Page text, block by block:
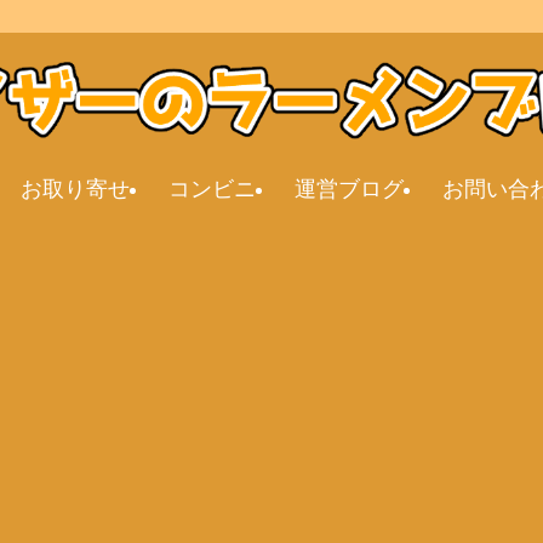
お取り寄せ コンビニ 運営ブログ お問い合